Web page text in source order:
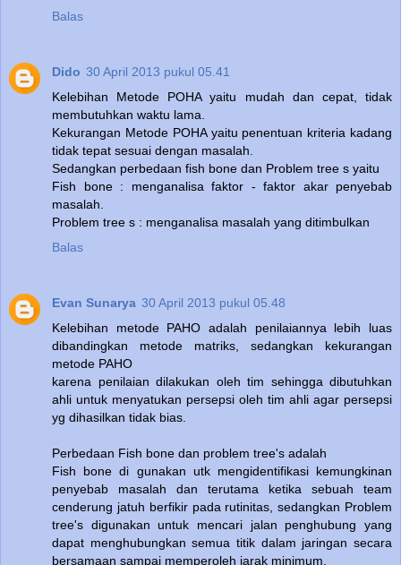
Balas
Dido 30 April 2013 pukul 05.41
Kelebihan Metode POHA yaitu mudah dan cepat, tidak
membutuhkan waktu lama.
Kekurangan Metode POHA yaitu penentuan kriteria kadang
tidak tepat sesuai dengan masalah.
Sedangkan perbedaan fish bone dan Problem tree s yaitu
Fish bone : menganalisa faktor - faktor akar penyebab
masalah.
Problem tree s : menganalisa masalah yang ditimbulkan
Balas
Evan Sunarya 30 April 2013 pukul 05.48
Kelebihan metode PAHO adalah penilaiannya lebih luas
dibandingkan metode matriks, sedangkan kekurangan
metode PAHO
karena penilaian dilakukan oleh tim sehingga dibutuhkan
ahli untuk menyatukan persepsi oleh tim ahli agar persepsi
yg dihasilkan tidak bias.
Perbedaan Fish bone dan problem tree's adalah
Fish bone di gunakan utk mengidentifikasi kemungkinan
penyebab masalah dan terutama ketika sebuah team
cenderung jatuh berfikir pada rutinitas, sedangkan Problem
tree's digunakan untuk mencari jalan penghubung yang
dapat menghubungkan semua titik dalam jaringan secara
bersamaan sampai memperoleh jarak minimum.